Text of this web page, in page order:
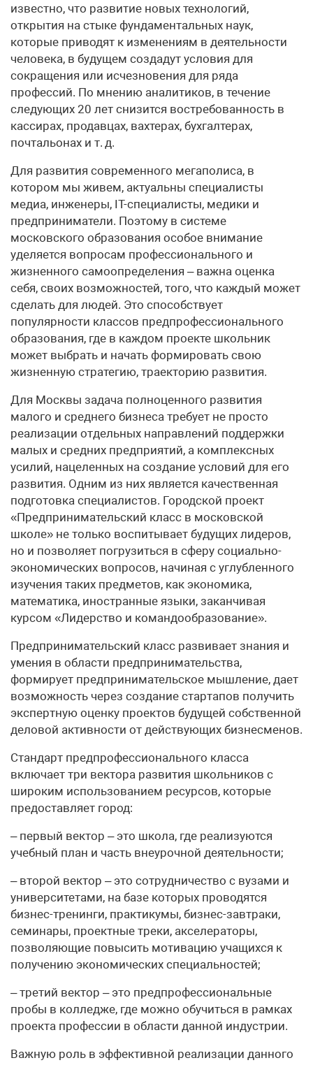
известно, что развитие новых технологий,
открытия на стыке фундаментальных наук,
которые приводят к изменениям в деятельности
человека, в будущем создадут условия для
сокращения или исчезновения для ряда
профессий. По мнению аналитиков, в течение
следующих 20 лет снизится востребованность в
кассирах, продавцах, вахтерах, бухгалтерах,
почтальонах и т. д.
Для развития современного мегаполиса, в
котором мы живем, актуальны специалисты
медиа, инженеры, IT-специалисты, медики и
предприниматели. Поэтому в системе
московского образования особое внимание
уделяется вопросам профессионального и
жизненного само­определения – важна оценка
себя, своих возможностей, того, что каждый может
сделать для людей. Это способствует
популярности классов предпрофессионального
образования, где в каждом проекте школьник
может выбрать и начать формировать свою
жизненную стратегию, траекторию развития.
Для Москвы задача полноценного развития
малого и среднего бизнеса требует не просто
реализации отдельных направлений поддержки
малых и средних предприятий, а комплексных
усилий, нацеленных на создание условий для его
развития. Одним из них является качественная
подготовка специалистов. Городской проект
«Предпринимательский класс в московской
школе» не только воспитывает будущих лидеров,
но и позволяет погрузиться в сферу социально-
экономических вопросов, начиная с углубленного
изучения таких предметов, как экономика,
математика, иностранные языки, заканчивая
курсом «Лидерство и командо­образование».
Предпринимательский класс развивает знания и
умения в области предпринимательства,
формирует предпринимательское мышление, дает
возможность через создание стартапов получить
экспертную оценку проектов будущей собственной
деловой активности от действующих бизнесменов.
Стандарт предпрофессионального класса
включает три вектора развития школьников с
широким использованием ресурсов, которые
предоставляет город:
– первый вектор – это школа, где реализуются
учебный план и часть внеурочной деятельности;
– второй вектор – это сотрудничество с вузами и
университетами, на базе которых проводятся
бизнес-тренинги, практикумы, бизнес-завтраки,
семинары, проектные треки, акселераторы,
позволяющие повысить мотивацию учащихся к
получению экономических специальностей;
– третий вектор – это предпрофессиональные
пробы в колледже, где можно обучиться в рамках
проекта профессии в области данной индустрии.
Важную роль в эффективной реализации данного